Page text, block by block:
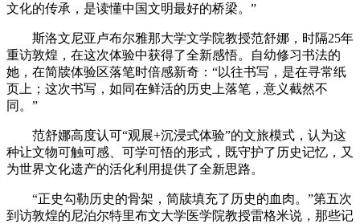
文化的传承，是读懂中国文明最好的桥梁。”
斯洛文尼亚卢布尔雅那大学文学院教授范舒娜，时隔25年
重访敦煌，在这次体验中获得了全新感悟。自幼修习书法的
她，在简牍体验区落笔时倍感新奇：“以往书写，是在寻常纸
页上；这次书写，如同在鲜活的历史上落笔，意义截然不
同。”
范舒娜高度认可“观展+沉浸式体验”的文旅模式，认为这
种让文物可触可感、可学可悟的形式，既守护了历史记忆，又
为世界文化遗产的活化利用提供了全新思路。
“正史勾勒历史的骨架，简牍填充了历史的血肉。”第五次
到访敦煌的尼泊尔特里布文大学医学院教授雷格米说，那些记